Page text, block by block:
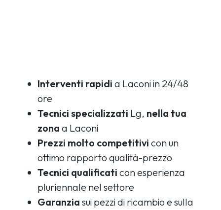
Interventi rapidi a Laconi in 24/48
ore
Tecnici specializzati Lg, nella tua
zona a Laconi
Prezzi molto competitivi con un
ottimo rapporto qualità-prezzo
Tecnici qualificati con esperienza
pluriennale nel settore
Garanzia sui pezzi di ricambio e sulla